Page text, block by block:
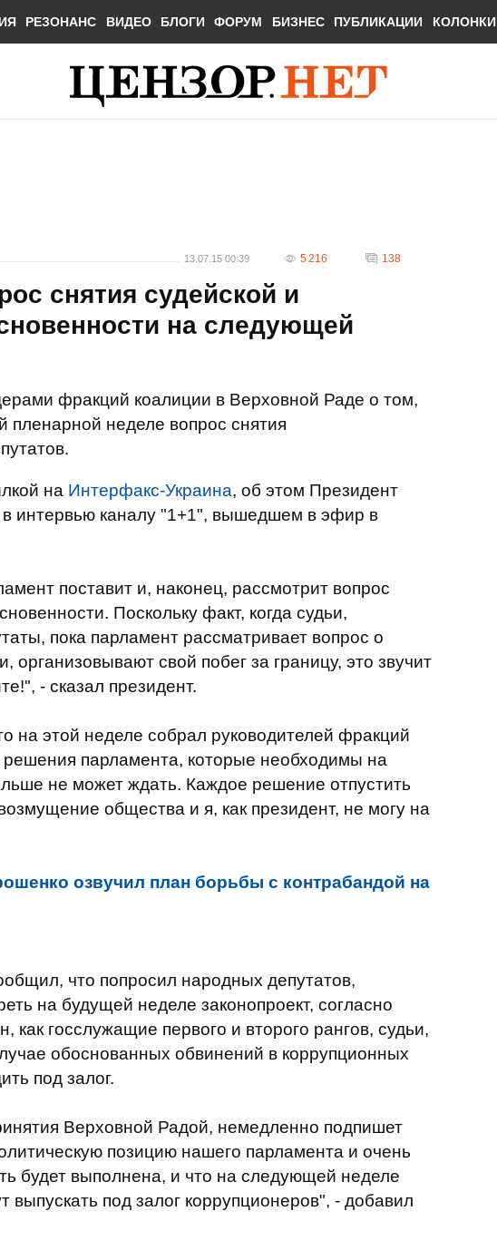
РЕЗОНАНС ВИДЕО БЛОГИ ФОРУМ БИЗНЕС ПУБЛИКАЦИИ КОЛОНКИ
13.07.15 00:39 5 216 138
снятия судейской и
на следующей
фракций коалиции в Верховной Раде о том,
неделе вопрос снятия
на Интерфакс-Украина, об этом Президент
интервью каналу "1+1", вышедшем в эфир в
поставит и, наконец, рассмотрит вопрос
Поскольку факт, когда судьи,
пока парламент рассматривает вопрос о
организовывают свой побег за границу, это звучит
- сказал президент.
на этой неделе собрал руководителей фракций
парламента, которые необходимы на
не может ждать. Каждое решение отпустить
общества и я, как президент, не могу на
озвучил план борьбы с контрабандой на
что попросил народных депутатов,
на будущей неделе законопроект, согласно
как госслужащие первого и второго рангов, судьи,
обоснованных обвинений в коррупционных
под залог.
Верховной Радой, немедленно подпишет
позицию нашего парламента и очень
будет выполнена, и что на следующей неделе
выпускать под залог коррупционеров", - добавил